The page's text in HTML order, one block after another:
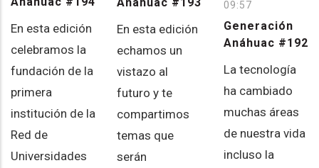
En esta edición
celebramos la
fundación de la
primera
institución de la
Red de
Universidades
En esta edición
echamos un
vistazo al
futuro y te
compartimos
temas que
serán
09:57
Generación
Anáhuac #192
La tecnología
ha cambiado
muchas áreas
de nuestra vida
incluso la